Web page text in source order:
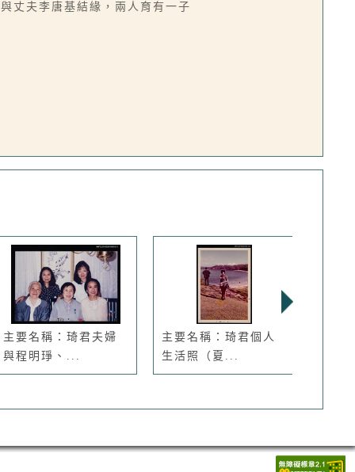
丈夫李唐基結緣，兩人育有一子
主要名稱：琦君夫婦
與程明琤、...
主要名稱：琦君個人
生活照（夏...